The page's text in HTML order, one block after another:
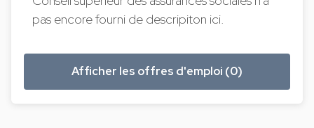
pas encore fourni de descripiton ici.
Afficher les offres d'emploi (0)